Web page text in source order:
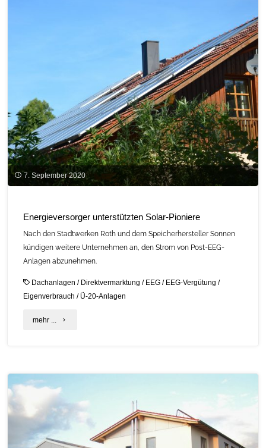
7. September 2020
Energieversorger unterstützten Solar-Pioniere
Nach den Stadtwerken Roth und dem Speicherhersteller Sonnen
kündigen weitere Unternehmen an, den Strom von Post-EEG-
Anlagen abzunehmen.
Dachanlagen / Direktvermarktung / EEG / EEG-Vergütung /
Eigenverbrauch / Ü-20-Anlagen
mehr ... "Energieversorger